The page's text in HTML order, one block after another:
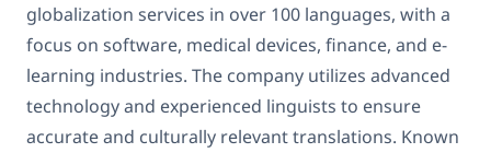
globalization services in over 100 languages, with a
focus on software, medical devices, finance, and e-
learning industries. The company utilizes advanced
technology and experienced linguists to ensure
accurate and culturally relevant translations. Known